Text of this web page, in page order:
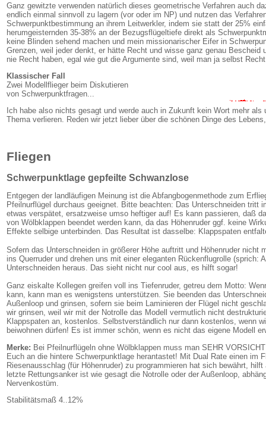
Ganz gewitzte verwenden natürlich dieses geometrische Verfahren auch
endlich einmal sinnvoll zu lagern (vor oder im NP) und nutzen das
Schwerpunktbestimmung an ihrem Leitwerkler, indem sie statt der 25%
herumgeisternden 35-38% an der Bezugsflügeltiefe direkt als
keine Blinden sehend machen und mein missionarischer Eifer in
Grenzen, weil jeder denkt, er hätte Recht und wisse ganz genau Bescheid
nie Recht haben, egal wie gut die Argumente sind, weil man ja selbst
Klassischer Fall
Zwei Modellflieger beim Diskutieren
von Schwerpunktfragen...
Ich habe also nichts gesagt und werde auch in Zukunft kein Wort mehr als
Thema verlieren. Reden wir jetzt lieber über die schönen Dinge des
Fliegen
Schwerpunktlage gepfeilte Schwanzlose
Entgegen der landläufigen Meinung ist die Abfangbogenmethode zum
Pfeilnurflügel durchaus geeignet. Bitte beachten: Das Unterschneiden tritt
etwas verspätet, ersatzweise umso heftiger auf! Es kann passieren, daß
von Wölbklappen beendet werden kann, da das Höhenruder ggf. keine
Effekte selbige unterbinden. Das Resultat ist dasselbe: Klappspaten
Sofern das Unterschneiden in größerer Höhe auftritt und Höhenruder nicht
ins Querruder und drehen uns mit einer eleganten Rückenflugrolle (sprich:
Unterschneiden heraus. Das sieht nicht nur cool aus, es hilft sogar!
Ganz eiskalte Kollegen greifen voll ins Tiefenruder, getreu dem Motto:
kann, kann man es wenigstens unterstützen. Sie beenden das
Außenloop und grinsen, sofern sie beim Laminieren der Flügel nicht
wir grinsen, weil wir mit der Notrolle das Modell vermutlich nicht
Klappspaten an, kostenlos. Selbstverständlich nur dann kostenlos, wenn
beiwohnen dürfen! Es ist immer schön, wenn es nicht das eigene Modell
Merke: Bei Pfeilnurflügeln ohne Wölbklappen muss man SEHR
Euch an die hintere Schwerpunktlage herantastet! Mit Dual Rate einen im
Riesenausschlag (für Höhenruder) zu programmieren hat sich bewährt,
letzte Rettungsanker ist wie gesagt die Notrolle oder der Außenloop,
Nervenkostüm.
Stabilitätsmaß 4..12%